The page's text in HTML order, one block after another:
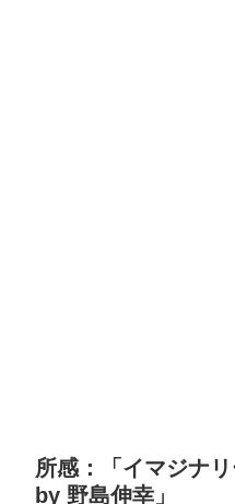
所感：「イマジナ
by 野島伸幸」